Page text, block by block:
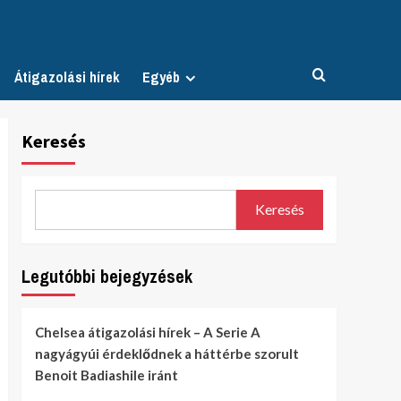
Átigazolási hírek Egyéb
Keresés
Keresés
Legutóbbi bejegyzések
Chelsea átigazolási hírek – A Serie A
nagyágyúi érdeklődnek a háttérbe szorult
Benoit Badiashile iránt